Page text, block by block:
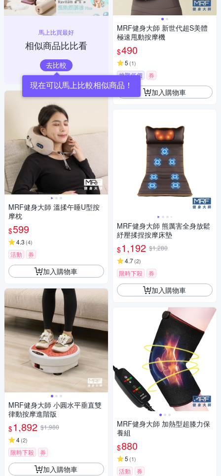
馬上比買最好
相似商品比比看
去比較
現在可以馬上比較相似商品！
MRF健身大師 溫揉午睡U型按
摩枕
$599
4.3 (4)
活動 券
加入購物車
MRF健身大師 ⼩圓⽔平垂直雙
律動按摩進階版
$1,892 $1,980
4(2)
限時下殺 券
加入購物車
MRF健身大師 新世代超S美體
極速甩動按摩機
$490
5 (1)
挑戰低價 券
加入購物車
MRF健身大師 熊厲害全身放鬆
紓壓揉捏按摩床墊
$1,192 $1,280
4.7(2)
限時下殺 券
加入購物車
MRF健身大師 加熱型超膝力保
養組
$880
5 (1)
活動 券